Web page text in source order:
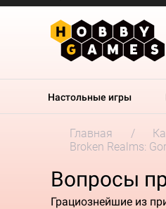
Настольные игры
Главная
Broken Realms:
Вопросы
Грациознейшие из